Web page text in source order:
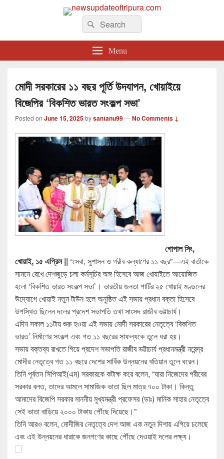
newsupdateoftripura.com
The one & only exceptional Bengali Version online news & infotainment portal
in Tripura.
Search
for:
Search
Menu
মোদী সরকারের ১১ বছর পূর্তি উদযাপন, খোয়াইয়ে
বিজেপির ‘বিকশিত ভারত সংকল্প সভা’
Posted on June 15, 2025bysantanu99—No Comments ↓
গোপাল সিং,
খোয়াই, ১৫ এপ্রিল || “সেবা, সুশাসন ও গরীব কল্যাণের ১১ বছর”—এই বার্তাকে
সামনে রেখে দেশজুড়ে চলা কর্মসূচির অঙ্গ হিসেবে আজ খোয়াইতে আয়োজিত
হলো ‘বিকশিত ভারত সংকল্প সভা’। ভারতীয় জনতা পার্টির ২৫ খোয়াই মণ্ডলের
উদ্যোগে খোয়াই নতুন টাউন হলে অনুষ্ঠিত এই সভায় প্রধান বক্তা হিসেবে
উপস্থিত ছিলেন দলের প্রদেশ সভাপতি তথা সাংসদ রাজীব ভট্টাচার্য।
এদিন সকাল ১১টায় শুরু হওয়া এই সভায় মোদী সরকারের নেতৃত্বে ‘বিকশিত
ভারত’ নির্মাণের সংকল্প এবং গত ১১ বছরের সাফল্যকে তুলে ধরা হয়।
সভায় বক্তব্য রাখতে গিয়ে প্রদেশ সভাপতি রাজীব ভট্টাচার্য প্রধানমন্ত্রী নরেন্দ্র
মোদীর নেতৃত্বে গত ১১ বছরে দেশের সার্বিক উন্নয়নের খতিয়ান তুলে ধরেন।
তিনি পূর্বতন সিপিআই(এম) সরকারকে কটাক্ষ করে বলেন, “যারা নিজেদের গরীবের
সরকার বলত, তাদের আমলে সামাজিক ভাতা ছিল মাত্র ৭০০ টাকা। কিন্তু
আমাদের বিজেপি সরকার মাননীয় মুখ্যমন্ত্রী প্রফেসর (ডাঃ) মানিক সাহার নেতৃত্বে
সেই ভাতা বাড়িয়ে ২০০০ টাকায় পৌঁছে দিয়েছে।”
তিনি আরও বলেন, মোদীজির নেতৃত্বে দেশ আজ এক নতুন দিশায় এগিয়ে চলেছে
এবং এই উন্নয়নের ধারাকে জনগণের কাছে পৌঁছে দেওয়াই দলের লক্ষ্য।